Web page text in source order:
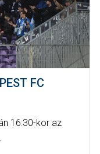
FC
16:30-kor az